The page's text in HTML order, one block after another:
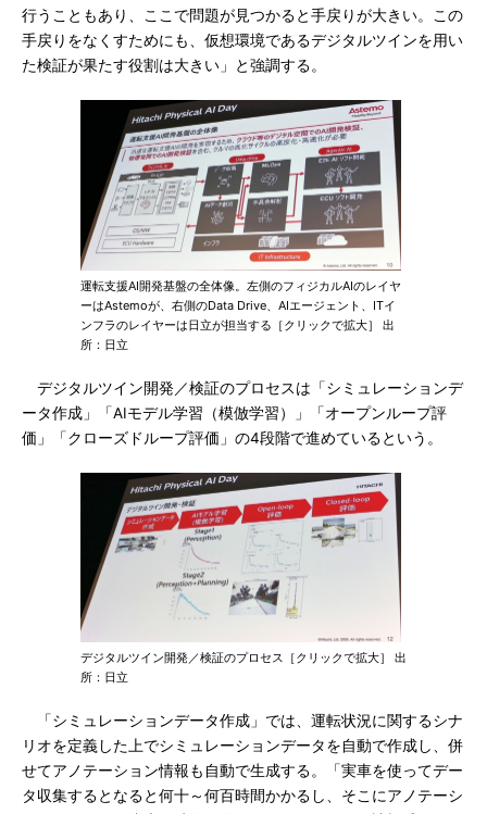
行うこともあり、ここで問題が見つかると手戻りが大きい。この
手戻りをなくすためにも、仮想環境であるデジタルツインを用い
た検証が果たす役割は大きい」と強調する。
運転支援AI開発基盤の全体像。左側のフィジカルAIのレイヤ
ーはAstemoが、右側のData Drive、AIエージェント、ITイ
ンフラのレイヤーは日立が担当する［クリックで拡大］ 出
所：日立
デジタルツイン開発／検証のプロセスは「シミュレーションデ
ータ作成」「AIモデル学習（模倣学習）」「オープンループ評
価」「クローズドループ評価」の4段階で進めているという。
デジタルツイン開発／検証のプロセス［クリックで拡大］ 出
所：日立
「シミュレーションデータ作成」では、運転状況に関するシナ
リオを定義した上でシミュレーションデータを自動で作成し、併
せてアノテーション情報も自動で生成する。「実車を使ってデー
タ収集するとなると何十～何百時間かかるし、そこにアノテーシ